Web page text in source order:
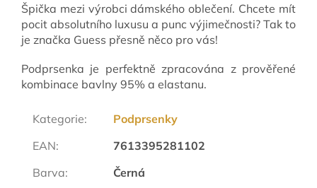
Špička mezi výrobci dámského oblečení. Chcete mít
pocit absolutního luxusu a punc výjimečnosti? Tak to
je značka Guess přesně něco pro vás!
Podprsenka je perfektně zpracována z prověřené
kombinace bavlny 95% a elastanu.
Kategorie:
Podprsenky
EAN:
7613395281102
Barva: Černá